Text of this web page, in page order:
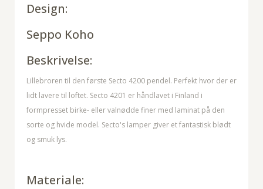
Design:
Seppo Koho
Beskrivelse:
Lillebroren til den første Secto 4200 pendel. Perfekt hvor der er
lidt lavere til loftet. Secto 4201 er håndlavet i Finland i
formpresset birke- eller valnødde finer med laminat på den
sorte og hvide model. Secto's lamper giver et fantastisk blødt
og smuk lys.
Materiale: